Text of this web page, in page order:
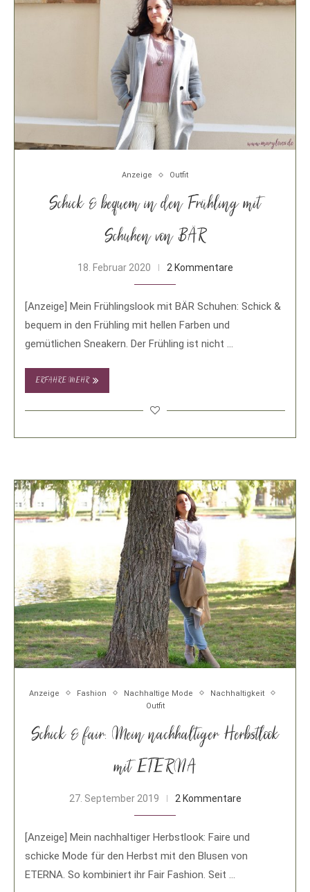
Anzeige Outfit
Schick & bequem in den Frühling mit
Schuhen von BÄR
18. Februar 2020 2 Kommentare
[Anzeige] Mein Frühlingslook mit BÄR Schuhen: Schick &
bequem in den Frühling mit hellen Farben und
gemütlichen Sneakern. Der Frühling ist nicht …
ERFAHRE MEHR
Anzeige Fashion Nachhaltige Mode
Nachhaltigkeit
Outfit
Schick & fair: Mein nachhaltiger Herbstlook
mit ETERNA
27. September 2019 2 Kommentare
[Anzeige] Mein nachhaltiger Herbstlook: Faire und
schicke Mode für den Herbst mit den Blusen von
ETERNA. So kombiniert ihr Fair Fashion. Seit …